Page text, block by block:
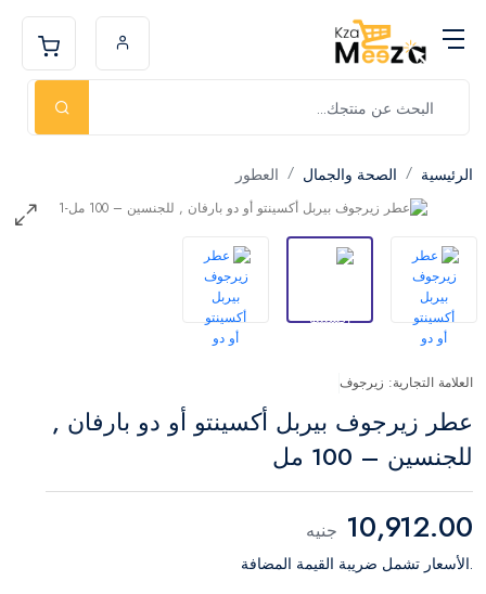
الرئيسية الصحة والجمال العطور
العلامة التجارية: زيرجوف
عطر زيرجوف بيربل أكسينتو أو دو بارفان ,
للجنسين – 100 مل
10,912.00 جنيه
.الأسعار تشمل ضريبة القيمة المضافة